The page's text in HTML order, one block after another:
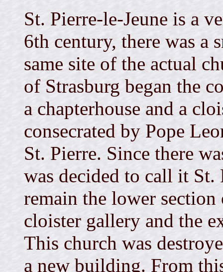
St. Pierre-le-Jeune is a
6th century, there was a
same site of the actual
of Strasburg began the
a chapterhouse and a
consecrated by Pope
St. Pierre. Since there
was decided to call it St.
remain the lower
cloister gallery and the
This church was
a new building. From